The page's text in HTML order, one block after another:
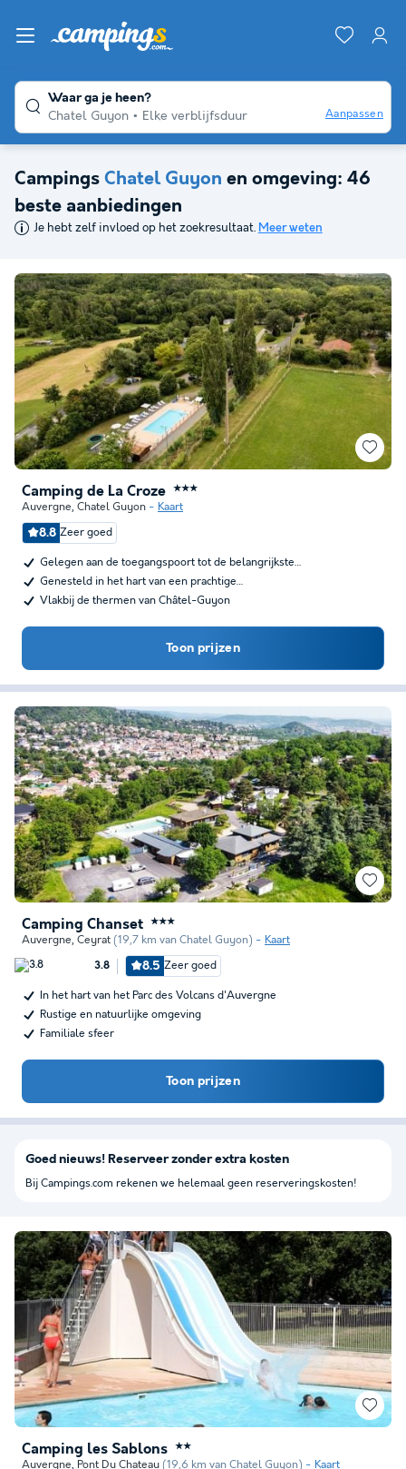
Waar ga je heen?
Chatel Guyon
Elke verblijfsduur Aanpassen
Campings Chatel Guyon en omgeving: 46
beste aanbiedingen
Je hebt zelf invloed op het zoekresultaat. Meer weten
Camping de La Croze ★★★
Auvergne, Chatel Guyon Kaart
8.8 Zeer goed
Gelegen aan de toegangspoort tot de belangrijkste…
Genesteld in het hart van een prachtige…
Vlakbij de thermen van Châtel-Guyon
Toon prijzen
Camping Chanset ★★★
Auvergne, Ceyrat (19,7 km van Chatel Guyon) Kaart
3.8 8.5 Zeer goed
In het hart van het Parc des Volcans d'Auvergne
Rustige en natuurlijke omgeving
Familiale sfeer
Toon prijzen
Camping les Sablons ★★
Auvergne, Pont Du Chateau (19,6 km van Chatel Guyon) Kaart
Goed nieuws! Reserveer zonder extra kosten
Bij Campings.com rekenen we helemaal geen reserveringskosten!